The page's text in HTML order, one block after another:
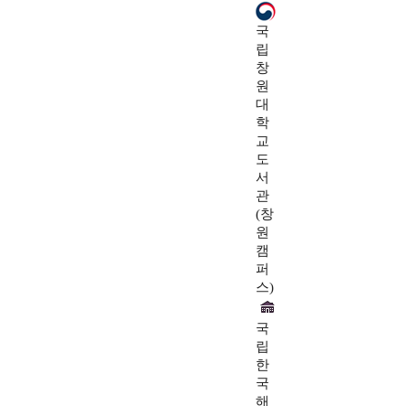
국
립
창
원
대
학
교
도
서
관
(창
원
캠
퍼
스)
국
립
한
국
해